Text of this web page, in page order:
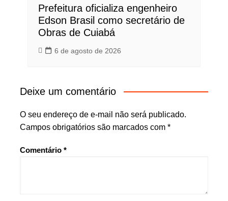
Prefeitura oficializa engenheiro
Edson Brasil como secretário de
Obras de Cuiabá
6 de agosto de 2026
Deixe um comentário
O seu endereço de e-mail não será publicado.
Campos obrigatórios são marcados com *
Comentário *